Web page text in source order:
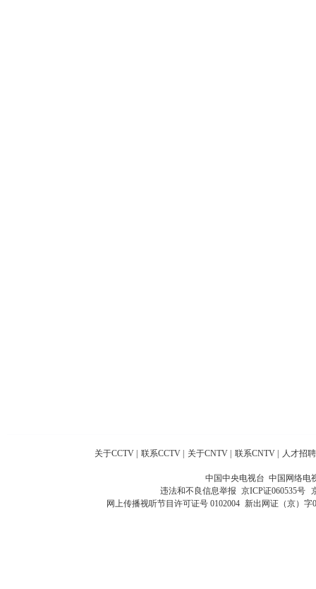
关于CCTV 联系CCTV 关于CNTV 联系CNTV 人才招聘
中国中央电视台 中国网络电
违法和不良信息举报 京ICP证060535号
网上传播视听节目许可证号 0102004 新出网证（京）